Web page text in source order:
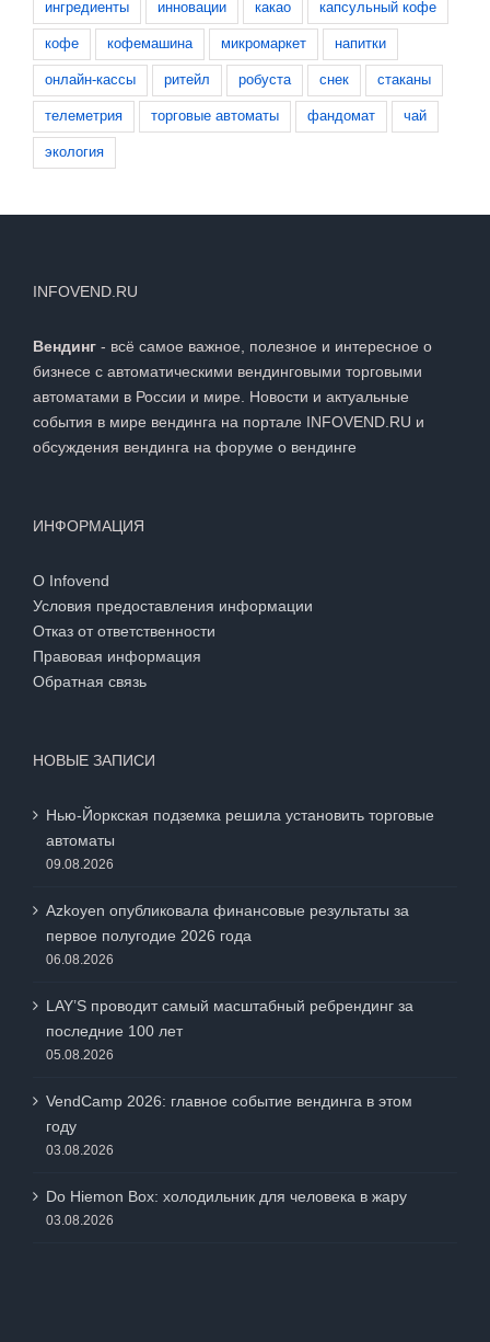
ингредиенты инновации какао капсульный кофе
кофе кофемашина микромаркет напитки
онлайн-кассы ритейл робуста снек стаканы
телеметрия торговые автоматы фандомат чай
экология
INFOVEND.RU
Вендинг - всё самое важное, полезное и интересное о
бизнесе с автоматическими вендинговыми торговыми
автоматами в России и мире. Новости и актуальные
события в мире вендинга на портале INFOVEND.RU и
обсуждения вендинга на форуме о вендинге
ИНФОРМАЦИЯ
О Infovend
Условия предоставления информации
Отказ от ответственности
Правовая информация
Обратная связь
НОВЫЕ ЗАПИСИ
Нью-Йоркская подземка решила установить торговые
автоматы
09.08.2026
Azkoyen опубликовала финансовые результаты за
первое полугодие 2026 года
06.08.2026
LAY’S проводит самый масштабный ребрендинг за
последние 100 лет
05.08.2026
VendCamp 2026: главное событие вендинга в этом
году
03.08.2026
Do Hiemon Box: холодильник для человека в жару
03.08.2026